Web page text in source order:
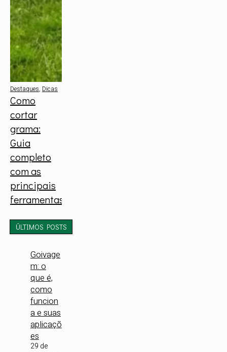
Como
cortar
grama:
Guia
completo
com as
principais
ferramentas
Destaques, Dicas
ÚLTIMOS POSTS
Goivage
m: o
que é,
como
funcion
a e suas
aplicaçõ
es
29 de